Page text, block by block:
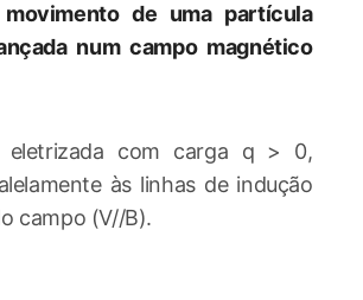
de uma partícula
num campo magnético
eletrizada com carga q > 0,
às linhas de indução
campo (V//B).